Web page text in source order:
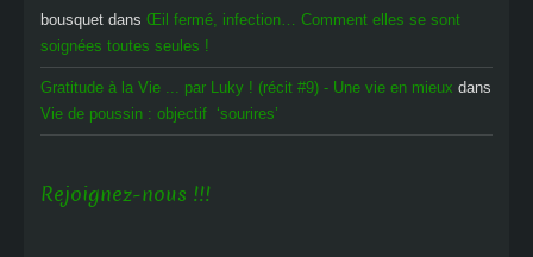
bousquet dans Œil fermé, infection… Comment elles se sont
soignées toutes seules !
Gratitude à la Vie ... par Luky ! (récit #9) - Une vie en mieux dans
Vie de poussin : objectif ‘sourires’
Rejoignez-nous !!!